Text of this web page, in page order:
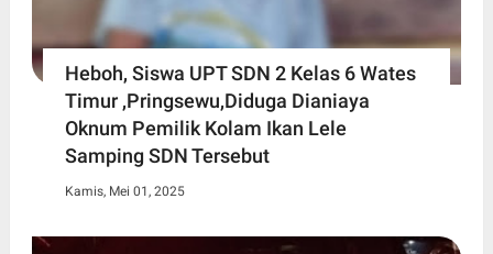
Heboh, Siswa UPT SDN 2 Kelas 6 Wates
Timur ,Pringsewu,Diduga Dianiaya
Oknum Pemilik Kolam Ikan Lele
Samping SDN Tersebut
Kamis, Mei 01, 2025